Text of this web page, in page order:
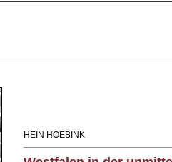
HEIN HOEBINK